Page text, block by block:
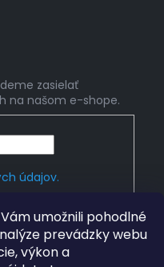
umožnili pohodlné
prevádzky webu
výkon a
zasielať
na našom e-shope.
údajov.